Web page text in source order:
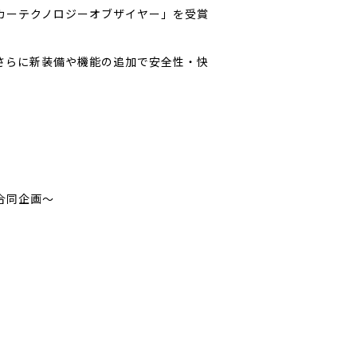
テクノロジーオブザイヤー」を受賞
に新装備や機能の追加で安全性・快
同企画～